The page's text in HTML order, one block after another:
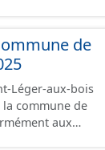
d'un point
de
Léger-aux-bois
aux